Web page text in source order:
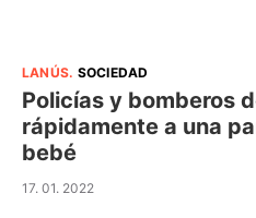
LANÚS. SOCIEDAD
Policías y bomberos
rápidamente a una
bebé
17. 01. 2022